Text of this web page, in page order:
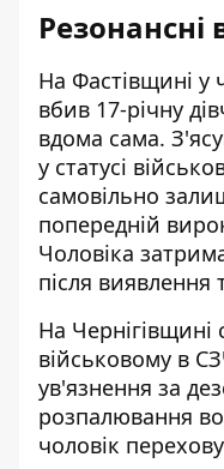
На Фастівщині у
вбив 17-річну
вдома сама.
у статусі
самовільно
попередній
Чоловіка
після виявлення
На Чернігівщині
військовому в
ув'язнення за
розпалювання
чоловік